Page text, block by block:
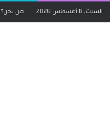
السبت, 8 أغسطس 2026 من نحن؟